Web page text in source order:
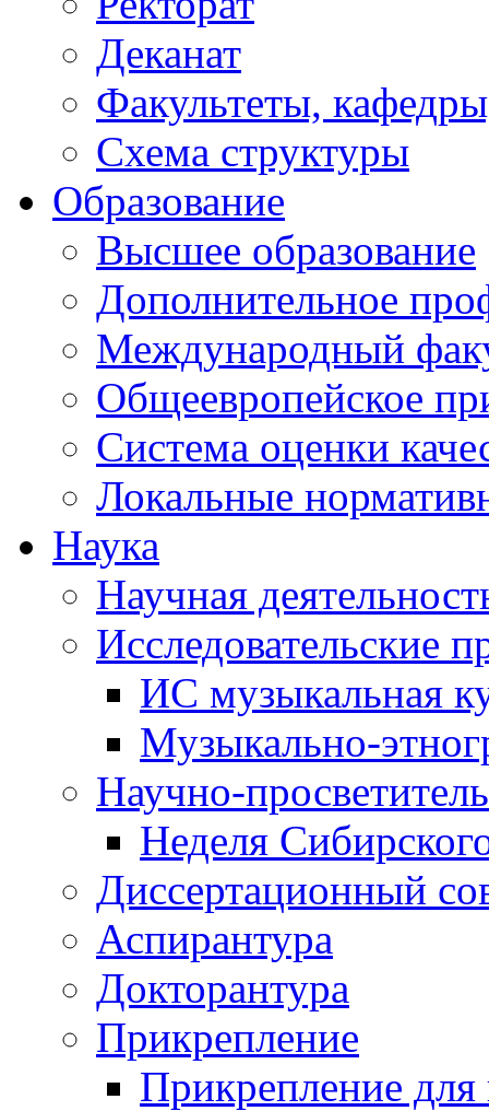
Деканат
Факультеты,
Схема структуры
Образование
Высшее образование
Дополнительное
Международный
Общеевропейское
Система оценки
Локальные
Наука
Научная
Исследовательские
ИС музыкальная
Музыкально-
Научно-
Неделя
Диссертационный
Аспирантура
Докторантура
Прикрепление
Прикрепление для